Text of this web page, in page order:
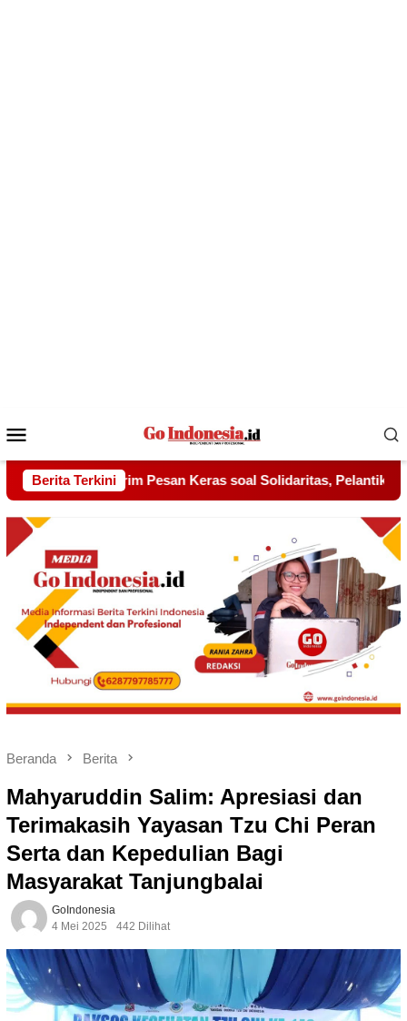
Mobile
Berita TerkiniPelantikan Sambang Gagak Hitam Jadi Sinyal
Beranda Berita
Mahyaruddin Salim: Apresiasi dan
Terimakasih Yayasan Tzu Chi Peran
Serta dan Kepedulian Bagi
Masyarakat Tanjungbalai
GoIndonesia
4 Mei 2025
442 Dilihat